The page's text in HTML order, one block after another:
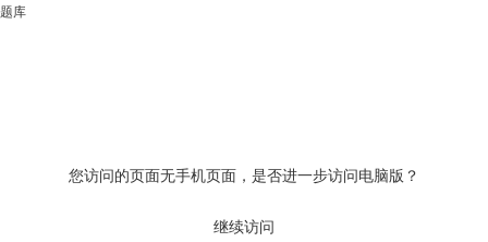
题库
您访问的页面无手机页面，是否进一步访问电脑版？
继续访问